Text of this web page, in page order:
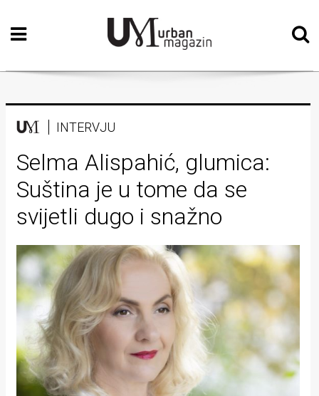
Početna
Vizualne
Teatar
Književnost
Muzika
Film
Intervju
Kolumne
Kultura
Lifestyle
Beauty
Fashion
INTERVJU
Selma Alispahić, glumica:
Suština je u tome da se
svijetli dugo i snažno